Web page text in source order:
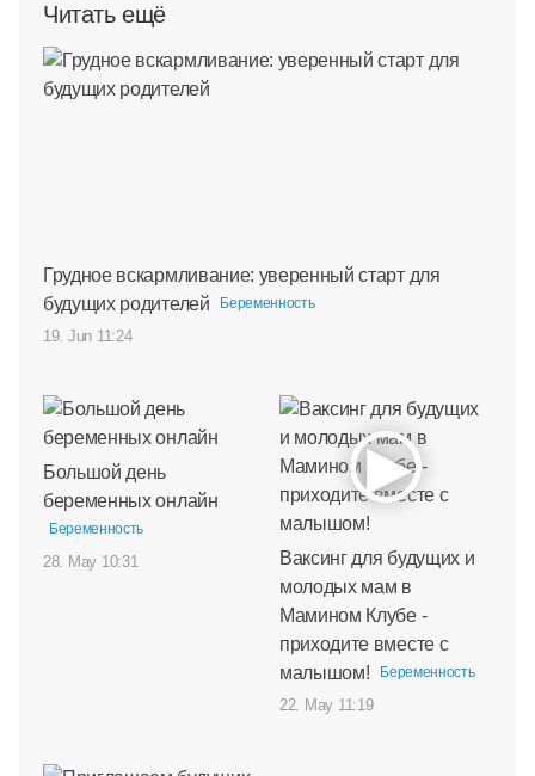
Читать ещё
Грудное вскармливание: уверенный старт для
будущих родителей
Беременность
19. Jun 11:24
Большой день
беременных онлайн
Беременность
28. May 10:31
Ваксинг для будущих и
молодых мам в
Мамином Клубе -
приходите вместе с
малышом!
Беременность
22. May 11:19